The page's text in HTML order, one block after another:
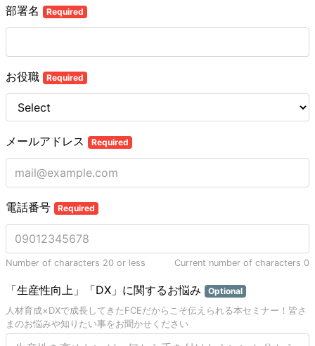
部署名 Required
お役職 Required
メールアドレス Required
電話番号 Required
Number of characters 20 or less Current number of characters 0
「生産性向上」「DX」に関するお悩み Optional
人材育成×DXで成長してきたFCEだからこそ伝えられる本セミナー！皆さ
まのお悩みや知りたい事をお聞かせください